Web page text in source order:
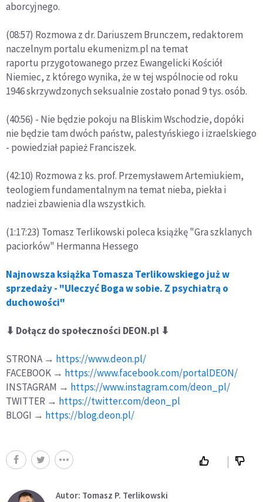
aborcyjnego.
(08:57) Rozmowa z dr. Dariuszem Brunczem, redaktorem
naczelnym portalu ekumenizm.pl na temat
raportu przygotowanego przez Ewangelicki Kościół
Niemiec, z którego wynika, że w tej wspólnocie od roku
1946 skrzywdzonych seksualnie zostało ponad 9 tys. osób.
(40:56) - Nie będzie pokoju na Bliskim Wschodzie, dopóki
nie będzie tam dwóch państw, palestyńskiego i izraelskiego
- powiedział papież Franciszek.
(42:10) Rozmowa z ks. prof. Przemysławem Artemiukiem,
teologiem fundamentalnym na temat nieba, piekła i
nadziei zbawienia dla wszystkich.
(1:17:23) Tomasz Terlikowski poleca książkę "Gra szklanych
paciorków" Hermanna Hessego
Najnowsza książka Tomasza Terlikowskiego już w
sprzedaży - "Uleczyć Boga w sobie. Z psychiatrą o
duchowości"
⬇ Dołącz do społeczności DEON.pl ⬇
STRONA → https://www.deon.pl/
FACEBOOK → https://www.facebook.com/portalDEON/
INSTAGRAM → https://www.instagram.com/deon_pl/
TWITTER → https://twitter.com/deon_pl
BLOGI → https://blog.deon.pl/
Autor: Tomasz P. Terlikowski